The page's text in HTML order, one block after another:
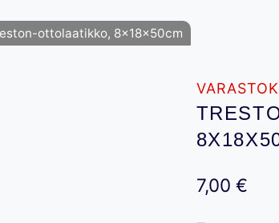
ottolaatikko, 8x18x50cm
7,00 €